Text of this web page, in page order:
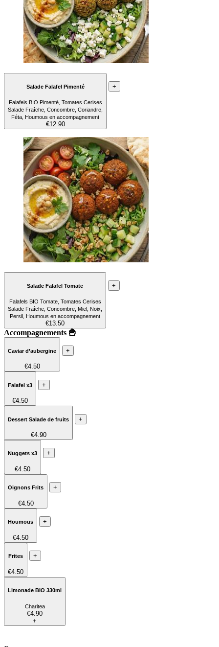
Salade Falafel Pimenté
Falafels BIO Pimenté, Tomates Cerises
Salade Fraîche, Concombre, Coriandre,
Féta, Houmous en accompagnement
€12.90
+
Salade Falafel Tomate
Falafels BIO Tomate, Tomates Cerises
Salade Fraîche, Concombre, Miel, Noix,
Persil, Houmous en accompagnement
€13.50
+
Accompagnements 🍟
Caviar d’aubergine
€4.50
+
Falafel x3
€4.50
+
Dessert Salade de fruits
€4.90
+
Nuggets x3
€4.50
+
Oignons Frits
€4.50
+
Houmous
€4.50
+
Frites
€4.50
+
Limonade BIO 330ml
Charitea
€4.90
+